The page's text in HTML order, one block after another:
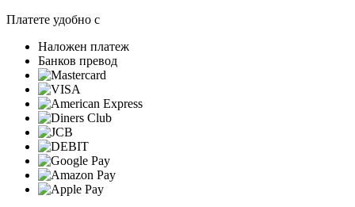
Платете удобно с
Наложен платеж
Банков превод